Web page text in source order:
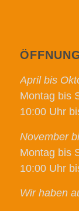
April bis
Montag bis
10:00 Uhr
November
Montag bis
10:00 Uhr
Wir haben